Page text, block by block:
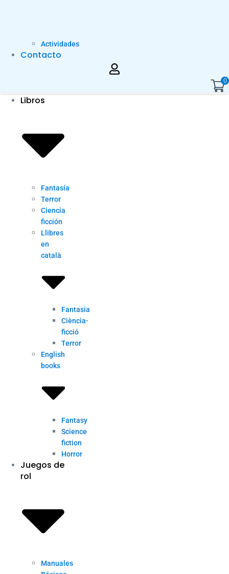
Actividades
Contacto
0
Libros
Fantasía
Terror
Ciencia
ficción
Llibres
en
català
Fantasia
Ciència-
ficció
Terror
English
books
Fantasy
Science
fiction
Horror
Juegos de
rol
Manuales